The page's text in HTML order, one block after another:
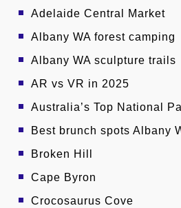
Adelaide Central Market
Albany WA forest camping
Albany WA sculpture trails
AR vs VR in 2025
Australia’s Top National
Best brunch spots Albany
Broken Hill
Cape Byron
Crocosaurus Cove